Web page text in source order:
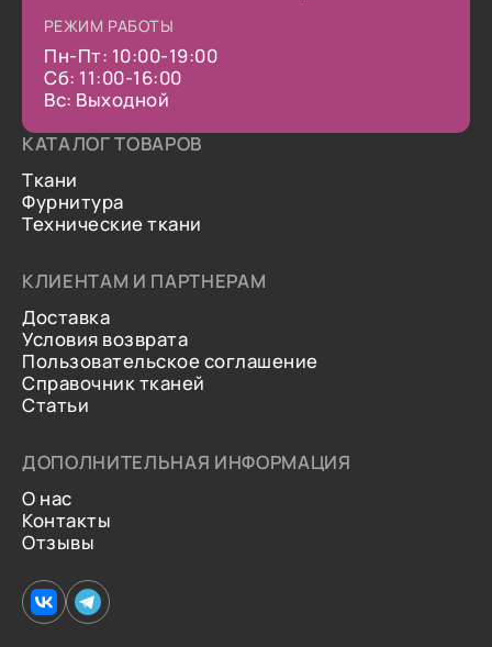
РЕЖИМ РАБОТЫ
Пн-Пт: 10:00-19:00
Сб: 11:00-16:00
Вс: Выходной
КАТАЛОГ ТОВАРОВ
Ткани
Фурнитура
Технические ткани
КЛИЕНТАМ И ПАРТНЕРАМ
Доставка
Условия возврата
Пользовательское соглашение
Справочник тканей
Статьи
ДОПОЛНИТЕЛЬНАЯ ИНФОРМАЦИЯ
О нас
Контакты
Отзывы